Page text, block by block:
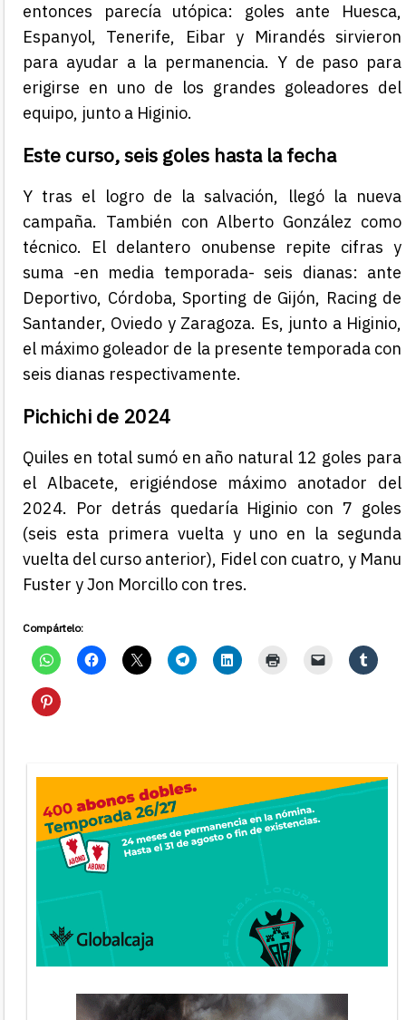
entonces parecía utópica: goles ante Huesca,
Espanyol, Tenerife, Eibar y Mirandés sirvieron
para ayudar a la permanencia. Y de paso para
erigirse en uno de los grandes goleadores del
equipo, junto a Higinio.
Este curso, seis goles hasta la fecha
Y tras el logro de la salvación, llegó la nueva
campaña. También con Alberto González como
técnico. El delantero onubense repite cifras y
suma -en media temporada- seis dianas: ante
Deportivo, Córdoba, Sporting de Gijón, Racing de
Santander, Oviedo y Zaragoza. Es, junto a Higinio,
el máximo goleador de la presente temporada con
seis dianas respectivamente.
Pichichi de 2024
Quiles en total sumó en año natural 12 goles para
el Albacete, erigiéndose máximo anotador del
2024. Por detrás quedaría Higinio con 7 goles
(seis esta primera vuelta y uno en la segunda
vuelta del curso anterior), Fidel con cuatro, y Manu
Fuster y Jon Morcillo con tres.
Compártelo: